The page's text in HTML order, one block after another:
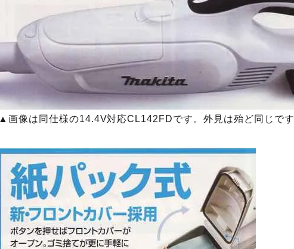
▲画像は同仕様の14.4V対応CL142FDです。外見は殆ど同じです